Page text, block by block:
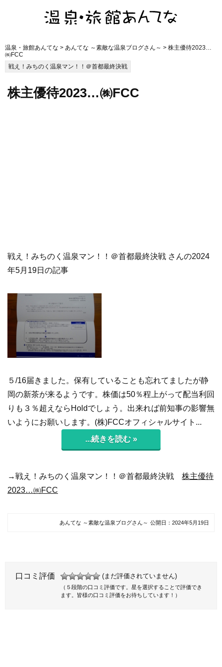
温泉・旅館あんてな > あんてな ～素敵な温泉ブログさん～ > 株主優待2023…
㈱FCC
戦え！みちのく温泉マン！！＠首都最終決戦
株主優待2023…㈱FCC
戦え！みちのく温泉マン！！＠首都最終決戦 さんの2024
年5月19日の記事
５/16届きました。保有していることも忘れてましたが静
岡の新茶が来るようです。株価は50％程上がって配当利回
りも３％超えならHoldでしょう。出来れば前知事の影響無
いようにお願いします。(株)FCCオフィシャルサイト...
...続きを読む »
→戦え！みちのく温泉マン！！＠首都最終決戦 株主優待
2023…㈱FCC
あんてな ～素敵な温泉ブログさん～ 公開日： 2024年5月19日
口コミ評価 (まだ評価されていません)
（５段階の口コミ評価です。星を選択することで評価でき
ます。皆様の口コミ評価をお待ちしています！）